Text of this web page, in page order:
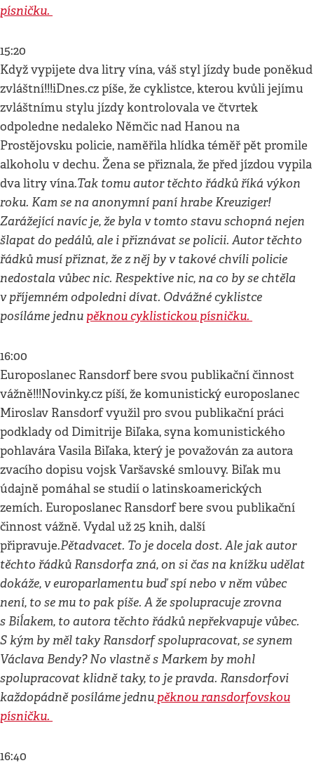
písničku.
15:20
Když vypijete dva litry vína, váš styl jízdy bude poněkud
zvláštní!!!iDnes.cz píše, že cyklistce, kterou kvůli jejímu
zvláštnímu stylu jízdy kontrolovala ve čtvrtek
odpoledne nedaleko Němčic nad Hanou na
Prostějovsku policie, naměřila hlídka téměř pět promile
alkoholu v dechu. Žena se přiznala, že před jízdou vypila
dva litry vína.Tak tomu autor těchto řádků říká výkon
roku. Kam se na anonymní paní hrabe Kreuziger!
Zarážející navíc je, že byla v tomto stavu schopná nejen
šlapat do pedálů, ale i přiznávat se policii. Autor těchto
řádků musí přiznat, že z něj by v takové chvíli policie
nedostala vůbec nic. Respektive nic, na co by se chtěla
v příjemném odpoledni dívat. Odvážné cyklistce
posíláme jednu pěknou cyklistickou písničku.
16:00
Europoslanec Ransdorf bere svou publikační činnost
vážně!!!Novinky.cz píší, že komunistický europoslanec
Miroslav Ransdorf využil pro svou publikační práci
podklady od Dimitrije Biľaka, syna komunistického
pohlavára Vasila Biľaka, který je považován za autora
zvacího dopisu vojsk Varšavské smlouvy. Biľak mu
údajně pomáhal se studií o latinskoamerických
zemích. Europoslanec Ransdorf bere svou publikační
činnost vážně. Vydal už 25 knih, další
připravuje.Pětadvacet. To je docela dost. Ale jak autor
těchto řádků Ransdorfa zná, on si čas na knížku udělat
dokáže, v europarlamentu buď spí nebo v něm vůbec
není, to se mu to pak píše. A že spolupracuje zrovna
s Biĺakem, to autora těchto řádků nepřekvapuje vůbec.
S kým by měl taky Ransdorf spolupracovat, se synem
Václava Bendy? No vlastně s Markem by mohl
spolupracovat klidně taky, to je pravda. Ransdorfovi
každopádně posíláme jednu pěknou ransdorfovskou
písničku.
16:40